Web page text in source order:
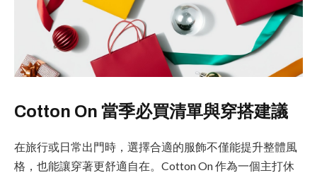
Cotton On 當季必買清單與穿搭建議
在旅行或日常出門時，選擇合適的服飾不僅能提升整體風
格，也能讓穿著更舒適自在。Cotton On 作為一個主打休